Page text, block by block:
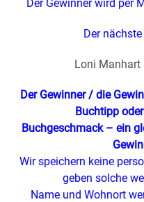
Der Gewinner wird per
Der
Loni Manhart
Der Gewinner / die
Buchtipp
Buchgeschmack – ein
Wir speichern keine
geben solche
Name und Wohnort